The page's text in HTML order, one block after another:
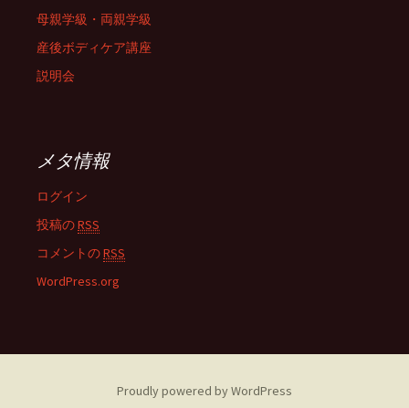
母親学級・両親学級
産後ボディケア講座
説明会
メタ情報
ログイン
投稿のRSS
コメントのRSS
WordPress.org
Proudly powered by WordPress